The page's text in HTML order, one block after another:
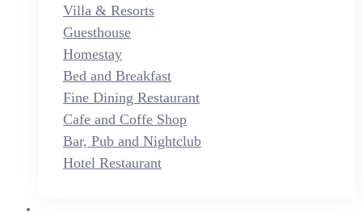
Villa & Resorts
Guesthouse
Homestay
Bed and Breakfast
Fine Dining Restaurant
Cafe and Coffe Shop
Bar, Pub and Nightclub
Hotel Restaurant